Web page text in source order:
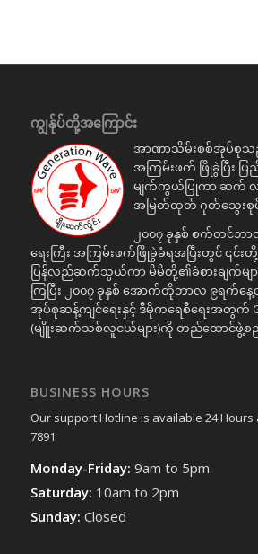
ကျွန်ုပ်တို့အကြောင်း
အာဏာသိမ်းစစ်အုပ်စု
အကြမ်းဖက် ဖြိုခွဲပြီး
မျက်ကွယ်ပြုကာ ဆက်
အမြတ်ထုတ် ဂုတ်သွေးစု
၂၀၀၇ ခုနှစ် စက်တင်ဘာ
ရေးကြီး အကြမ်းဖက်ဖြိုခွဲခံရအပြီးတွင် ၎င်းတို့
ပြန်လည်ဆက်သွယ်ကာ မိမိတို့၏ခံစားချက်မျာ
ကြပြီး ၂၀၀၇ ခုနှစ် အောက်တိုဘာလ ၉ရက်န
အုပ်စုဆန့်ကျင်ရေးနှင့် ဒီမိုကရေစီရေးအတွက်
(မျိူးဆက်သစ်လူငယ်များ)ကို တည်ထောင်ဖွဲ့
BUSINESS HOURS
Our support Hotline is available 24 Hours
7891
Monday-Friday: 9am to 5pm
Saturday: 10am to 2pm
Sunday: Closed